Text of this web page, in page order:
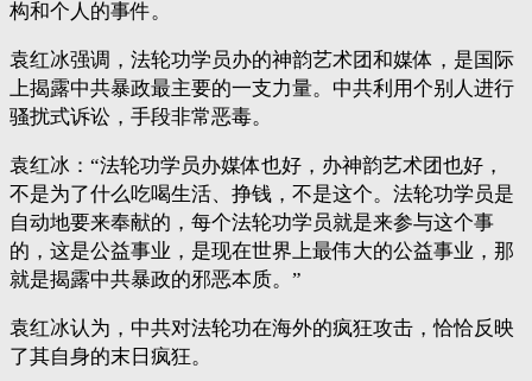
构和个人的事件。
袁红冰强调，法轮功学员办的神韵艺术团和媒体，是国际
上揭露中共暴政最主要的一支力量。中共利用个别人进行
骚扰式诉讼，手段非常恶毒。
袁红冰：“法轮功学员办媒体也好，办神韵艺术团也好，
不是为了什么吃喝生活、挣钱，不是这个。法轮功学员是
自动地要来奉献的，每个法轮功学员就是来参与这个事
的，这是公益事业，是现在世界上最伟大的公益事业，那
就是揭露中共暴政的邪恶本质。”
袁红冰认为，中共对法轮功在海外的疯狂攻击，恰恰反映
了其自身的末日疯狂。